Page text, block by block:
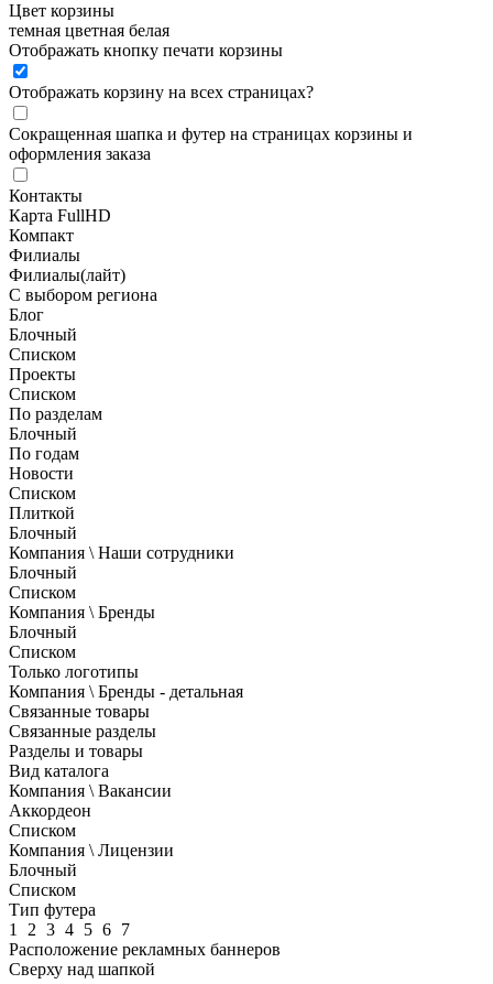
Цвет корзины
темная цветная белая
Отображать кнопку печати корзины
Отображать корзину на всех страницах?
Сокращенная шапка и футер на страницах корзины и
оформления заказа
Контакты
Карта FullHD
Компакт
Филиалы
Филиалы(лайт)
С выбором региона
Блог
Блочный
Списком
Проекты
Списком
По разделам
Блочный
По годам
Новости
Списком
Плиткой
Блочный
Компания \ Наши сотрудники
Блочный
Списком
Компания \ Бренды
Блочный
Списком
Только логотипы
Компания \ Бренды - детальная
Связанные товары
Связанные разделы
Разделы и товары
Вид каталога
Компания \ Вакансии
Аккордеон
Списком
Компания \ Лицензии
Блочный
Списком
Тип футера
1
2 3 4 5 6 7
Расположение рекламных баннеров
Сверху над шапкой